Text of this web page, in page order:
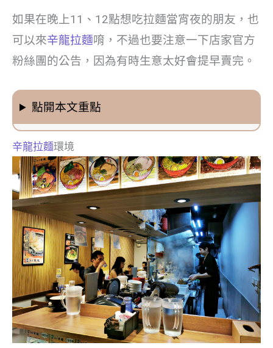
如果在晚上11、12點想吃拉麵當宵夜的朋友，也
可以來辛龍拉麵唷，不過也要注意一下店家官方
粉絲團的公告，因為有時生意太好會提早賣完。
點開本文重點
辛龍拉麵環境